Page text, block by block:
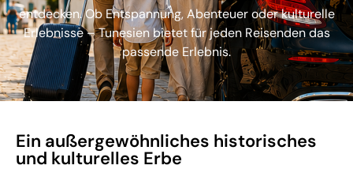
entdecken. Ob Entspannung, Abenteuer oder kulturelle
Erlebnisse – Tunesien bietet für jeden Reisenden das
passende Erlebnis.
Ein außergewöhnliches historisches
und kulturelles Erbe